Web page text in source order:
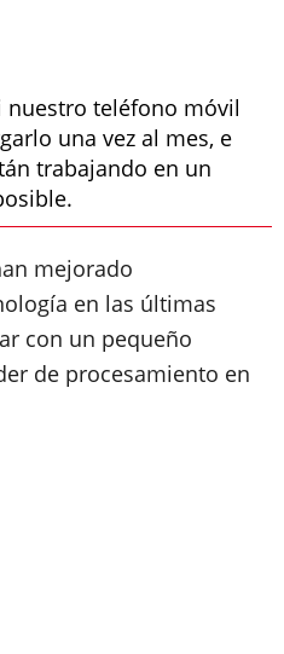
nuestro teléfono móvil
una vez al mes, e
trabajando en un
mejorado
en las últimas
con un pequeño
de procesamiento en